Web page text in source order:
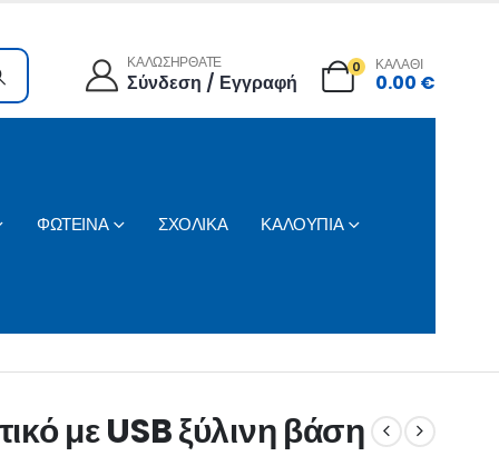
ΚΑΛΩΣΗΡΘΑΤΕ
Σύνδεση / Εγγραφή
0 ΚΑΛΑΘΙ
0.00 €
ΦΩΤΕΙΝΑ ΣΧΟΛΙΚΑ ΚΑΛΟΥΠΙΑ
με USB ξύλινη βάση